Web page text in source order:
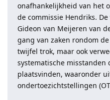
onafhankelijkheid van het
de commissie Hendriks.
Gideon van Meijeren van
gang van zaken rondom
twijfel trok, maar ook
systematische misstanden
plaatsvinden, waaronder
ondertoezichtstellingen